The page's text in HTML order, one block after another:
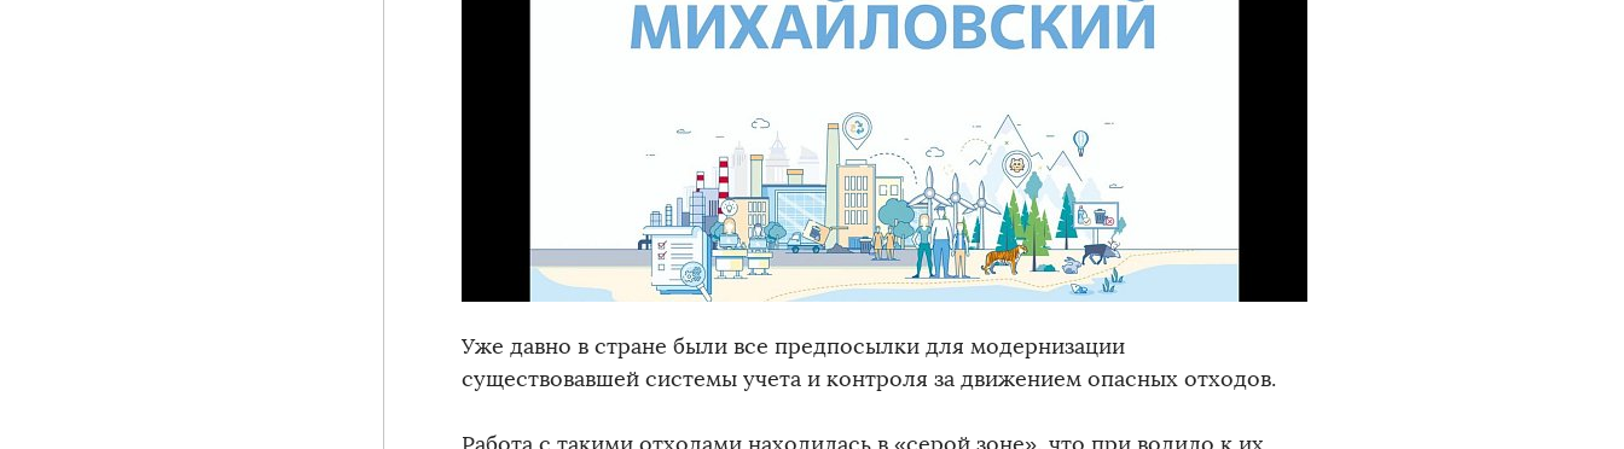
Уже давно в стране были все предпосылки для модернизации
существовавшей системы учета и контроля за движением опасных отходов.